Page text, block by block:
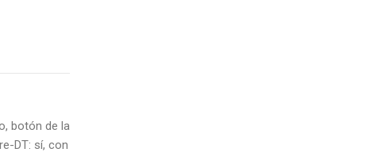
botón de la
DT: sí, con